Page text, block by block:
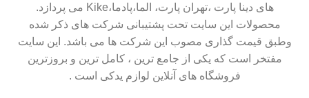
های دینا پارت ،تهران پارت، الما،پادما،Kike می پردازد.
محصولات این سایت تحت پشتیبانی شرکت های ذکر شده
وطبق قیمت گذاری مصوب این شرکت ها می باشد. این سایت
مفتخر است که یکی از جامع ترین ، کامل ترین و بروزترین
فروشگاه های آنلاین لوازم یدکی است .